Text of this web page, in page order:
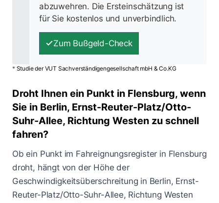
abzuwehren. Die Ersteinschätzung ist
für Sie kostenlos und unverbindlich.
Zum Bußgeld-Check
* Studie der VUT Sachverständigengesellschaft mbH & Co.KG
Droht Ihnen ein Punkt in Flensburg, wenn
Sie in Berlin, Ernst-Reuter-Platz/Otto-
Suhr-Allee, Richtung Westen zu schnell
fahren?
Ob ein Punkt im Fahreignungsregister in Flensburg
droht, hängt von der Höhe der
Geschwindigkeitsüberschreitung in Berlin, Ernst-
Reuter-Platz/Otto-Suhr-Allee, Richtung Westen